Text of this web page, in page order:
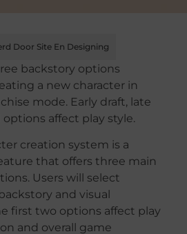
Door Site En Designing
backstory options
a new character in
mode. Early draft, late
affect play style.
creation system is a
that offers three main
Users will select
and visual
first two options affect play
and overall game